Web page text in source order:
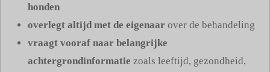
honden
overlegt altijd met de eigenaar over de behandeling
vraagt vooraf naar belangrijke
achtergrondinformatie zoals leeftijd, gezondheid,